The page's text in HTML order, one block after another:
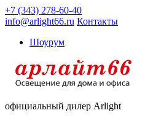
+7 (343) 278-60-40
info@arlight66.ru Контакты
Шоурум
официальный дилер Arlight